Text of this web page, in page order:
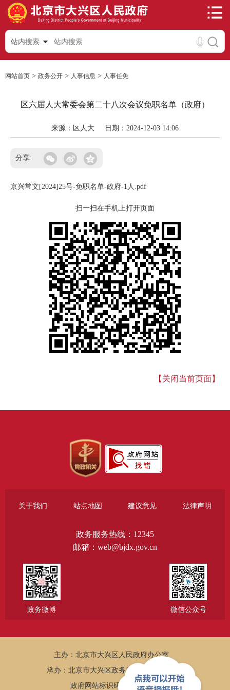
站内搜索
网站首页 > 政务公开 > 人事信息 > 人事任免
区六届人大常委会第二十八次会议免职名单（政府）
来源：区人大 日期：2024-12-03 14:06
分享:
京兴常文[2024]25号-免职名单-政府-1人.pdf
扫一扫在手机上打开页面
【关闭当前页面】
关于我们 站点地图 建议意见 法律声明
政务服务热线：12345
邮箱：web@bjdx.gov.cn
政务微博 微信公众号
主办：北京市大兴区人民政府办公室
承办：北京市大兴区政务服务和数据管理局
政府网站标识码：1101150005